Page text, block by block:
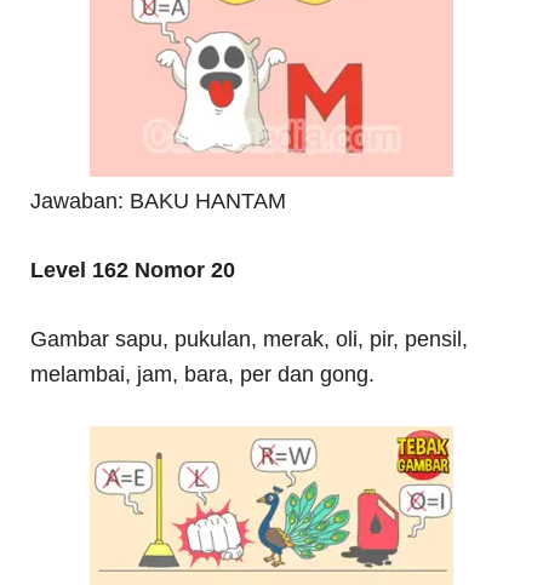
Jawaban: BAKU HANTAM
Level 162 Nomor 20
Gambar sapu, pukulan, merak, oli, pir, pensil,
melambai, jam, bara, per dan gong.